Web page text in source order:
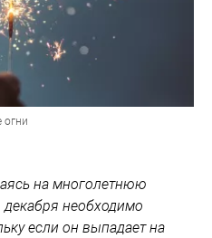
огни
на многолетнюю
декабря необходимо
если он выпадает на